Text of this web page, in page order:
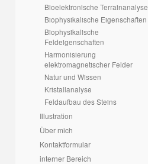
Bioelektronische Terrainanalyse
Biophysikalische Eigenschaften
Biophysikalische
Feldeigenschaften
Harmonisierung
elektromagnetischer Felder
Natur und Wissen
Kristallanalyse
Feldaufbau des Steins
Illustration
Über mich
Kontaktformular
interner Bereich